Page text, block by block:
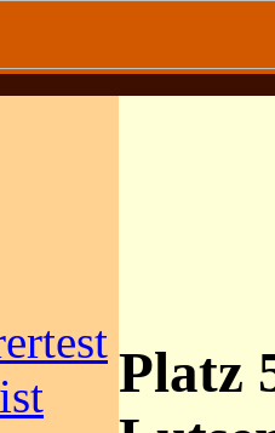
Platz